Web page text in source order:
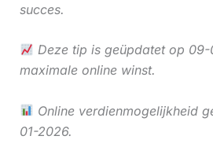
succes.
Deze tip is geüpdatet op
maximale online winst.
Online verdienmogelijkheid
01-2026.